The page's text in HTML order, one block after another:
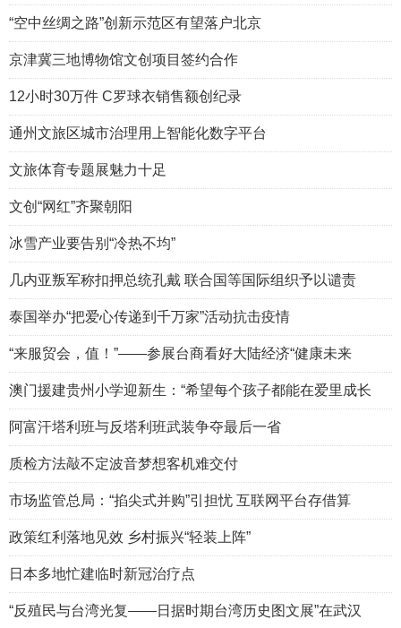
“空中丝绸之路”创新示范区有望落户北京
京津冀三地博物馆文创项目签约合作
12小时30万件 C罗球衣销售额创纪录
通州文旅区城市治理用上智能化数字平台
文旅体育专题展魅力十足
文创“网红”齐聚朝阳
冰雪产业要告别“冷热不均”
几内亚叛军称扣押总统孔戴 联合国等国际组织予以谴责
泰国举办“把爱心传递到千万家”活动抗击疫情
“来服贸会，值！”——参展台商看好大陆经济“健康未来
澳门援建贵州小学迎新生：“希望每个孩子都能在爱里成长
阿富汗塔利班与反塔利班武装争夺最后一省
质检方法敲不定波音梦想客机难交付
市场监管总局：“掐尖式并购”引担忧 互联网平台存借算
政策红利落地见效 乡村振兴“轻装上阵”
日本多地忙建临时新冠治疗点
“反殖民与台湾光复——日据时期台湾历史图文展”在武汉